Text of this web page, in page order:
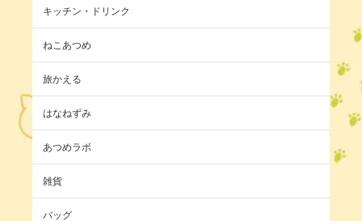
キッチン・ドリンク
ねこあつめ
旅かえる
はなねずみ
あつめラボ
雑貨
バッグ